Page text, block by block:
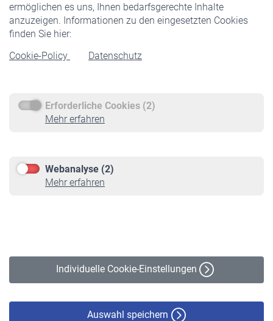
ermöglichen es uns, Ihnen bedarfsgerechte Inhalte
anzuzeigen. Informationen zu den eingesetzten Cookies
finden Sie hier:
Cookie-Policy
Datenschutz
Erforderliche Cookies (2)
Mehr erfahren
Webanalyse (2)
Mehr erfahren
Individuelle Cookie-Einstellungen
Auswahl speichern
Rentner
Rentenbeginn
Rente beantragen
Service
Informationen
Online-Rechner
VBLnewsletter
Erklärung zur Barrierefreiheit